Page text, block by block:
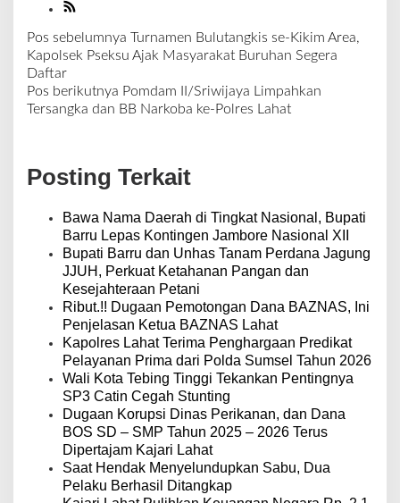
N
a
v
i
s
i
Pos sebelumnya Turnamen Bulutangkis se-Kikim Area,
Kapolsek Pseksu Ajak Masyarakat Buruhan Segera
Daftar
Pos berikutnya Pomdam II/Sriwijaya Limpahkan
Tersangka dan BB Narkoba ke-Polres Lahat
Posting Terkait
Bawa Nama Daerah di Tingkat Nasional, Bupati
Barru Lepas Kontingen Jambore Nasional XII
Bupati Barru dan Unhas Tanam Perdana Jagung
JJUH, Perkuat Ketahanan Pangan dan
Kesejahteraan Petani
Ribut.!! Dugaan Pemotongan Dana BAZNAS, Ini
Penjelasan Ketua BAZNAS Lahat
Kapolres Lahat Terima Penghargaan Predikat
Pelayanan Prima dari Polda Sumsel Tahun 2026
Wali Kota Tebing Tinggi Tekankan Pentingnya
SP3 Catin Cegah Stunting
Dugaan Korupsi Dinas Perikanan, dan Dana
BOS SD – SMP Tahun 2025 – 2026 Terus
Dipertajam Kajari Lahat
Saat Hendak Menyelundupkan Sabu, Dua
Pelaku Berhasil Ditangkap